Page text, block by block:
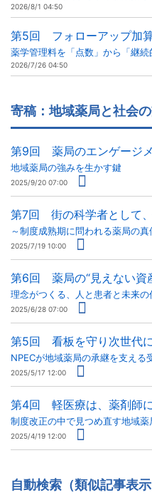
2026/8/1 04:50
第5回 フォローアップ加算
薬学管理料を「点数」から「継
2026/7/26 04:50
寄稿：地域薬局と社会
第9回 薬局のエンゲージ
地域薬局の強みを生かす鍵
2025/9/20 07:00
第7回 街の科学者として
～制度成熟期に問われる薬局の真
2025/7/19 10:00
第6回 薬局の“見えない資
理念がつくる、人と患者と未来の
2025/6/28 07:00
第5回 看板を守り次世代
NPECが地域薬局の承継を支える
2025/5/17 12:00
第4回 軽医療は、薬剤師
制度改正の中で見つめ直す地域薬
2025/4/19 12:00
自動検索（類似記事表示